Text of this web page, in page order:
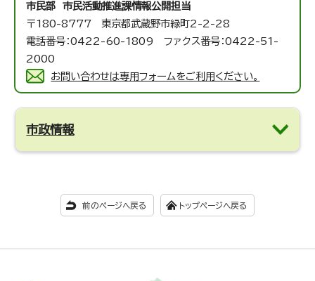
市民部 市民活動推進課情報公開担当
〒180-8777 東京都武蔵野市緑町2-2-28
電話番号：0422-60-1809 ファクス番号：0422-51-
2000
お問い合わせは専用フォームをご利用ください。
市政情報
前のページへ戻る トップページへ戻る